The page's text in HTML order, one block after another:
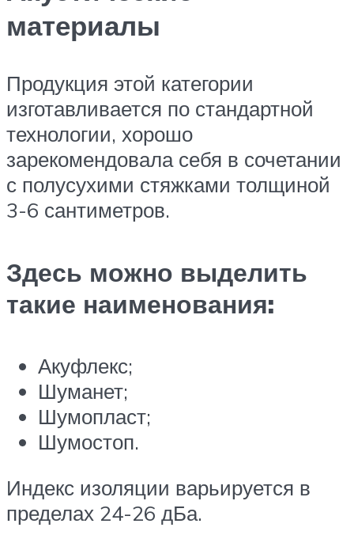
материалы
Продукция этой категории
изготавливается по стандартной
технологии, хорошо
зарекомендовала себя в сочетании
с полусухими стяжками толщиной
3-6 сантиметров.
Здесь можно выделить
такие наименования:
Акуфлекс;
Шуманет;
Шумопласт;
Шумостоп.
Индекс изоляции варьируется в
пределах 24-26 дБа.